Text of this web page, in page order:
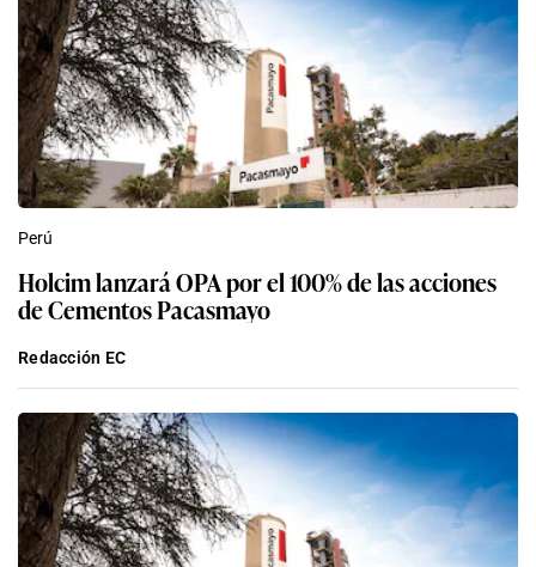
Perú
Holcim lanzará OPA por el 100% de las acciones
de Cementos Pacasmayo
Redacción EC